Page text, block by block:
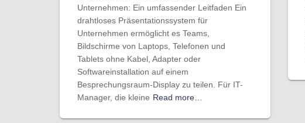
Unternehmen: Ein umfassender Leitfaden Ein
drahtloses Präsentationssystem für
Unternehmen ermöglicht es Teams,
Bildschirme von Laptops, Telefonen und
Tablets ohne Kabel, Adapter oder
Softwareinstallation auf einem
Besprechungsraum-Display zu teilen. Für IT-
Manager, die kleine Read more…